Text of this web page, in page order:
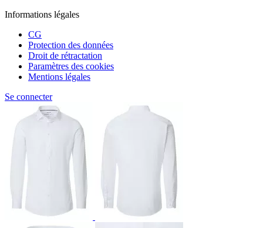
Informations légales
CG
Protection des données
Droit de rétractation
Paramètres des cookies
Mentions légales
Se connecter